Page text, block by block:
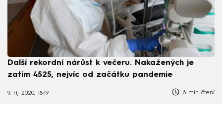
Další rekordní nárůst k večeru. Nakažených je
zatím 4525, nejvíc od začátku pandemie
9. říj 2020, 18:19 6 min čtení